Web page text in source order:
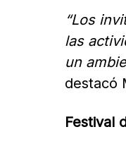
“Los
las
un
destacó
Festival